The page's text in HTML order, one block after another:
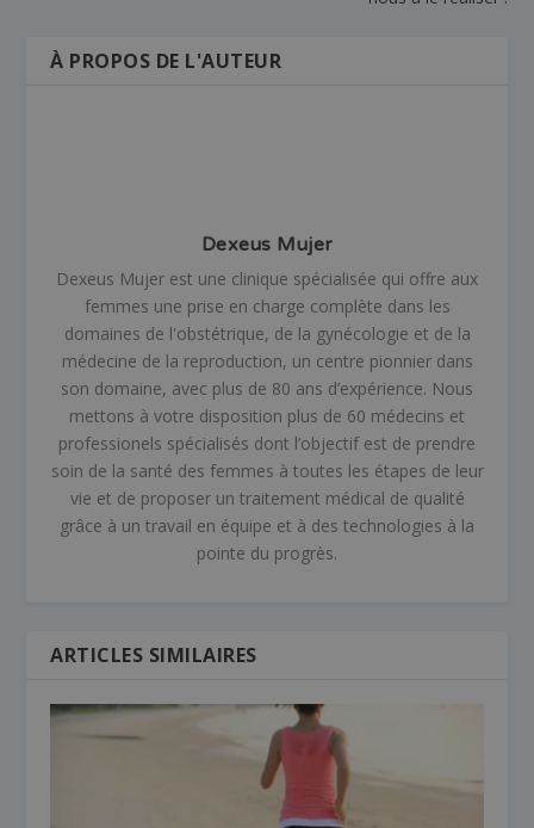
À PROPOS DE L'AUTEUR
Dexeus Mujer
Dexeus Mujer est une clinique spécialisée qui offre aux
femmes une prise en charge complète dans les
domaines de l'obstétrique, de la gynécologie et de la
médecine de la reproduction, un centre pionnier dans
son domaine, avec plus de 80 ans d’expérience. Nous
mettons à votre disposition plus de 60 médecins et
professionels spécialisés dont l’objectif est de prendre
soin de la santé des femmes à toutes les étapes de leur
vie et de proposer un traitement médical de qualité
grâce à un travail en équipe et à des technologies à la
pointe du progrès.
ARTICLES SIMILAIRES